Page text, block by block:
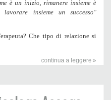
è un inizio, rimanere insieme è
lavorare insieme un successo"
Che tipo di relazione si
continua a leggere